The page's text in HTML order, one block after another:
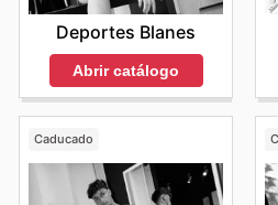
Deportes Blanes
Abrir catálogo
Caducado